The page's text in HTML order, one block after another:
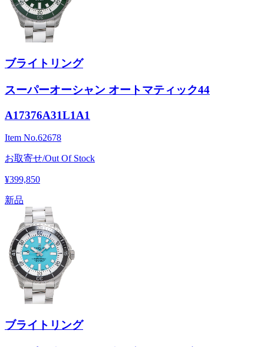
ブライトリング
スーパーオーシャン オートマティック44
A17376A31L1A1
Item No.62678
お取寄せ/Out Of Stock
¥399,850
新品
ブライトリング